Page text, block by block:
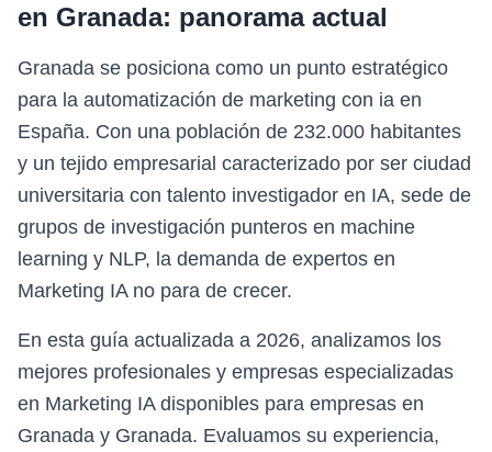
en Granada: panorama actual
Granada se posiciona como un punto estratégico
para la automatización de marketing con ia en
España. Con una población de 232.000 habitantes
y un tejido empresarial caracterizado por ser ciudad
universitaria con talento investigador en IA, sede de
grupos de investigación punteros en machine
learning y NLP, la demanda de expertos en
Marketing IA no para de crecer.
En esta guía actualizada a 2026, analizamos los
mejores profesionales y empresas especializadas
en Marketing IA disponibles para empresas en
Granada y Granada. Evaluamos su experiencia,